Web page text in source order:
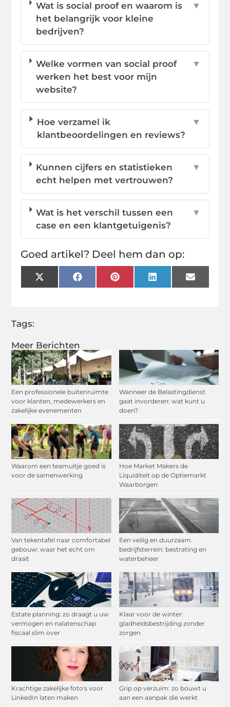
Meer Berichten
Een professionele buitenruimte
voor klanten, medewerkers en
zakelijke evenementen
Wanneer de Belastingdienst
gaat invorderen: wat kunt u
doen?
Waarom een teamuitje goed is
voor de samenwerking
Hoe Market Makers de
Liquiditeit op de Optiemarkt
Waarborgen
Van tekentafel naar comfortabel
gebouw: waar het echt om
draait
Een veilig en duurzaam
bedrijfsterrein: bestrating en
waterbeheer
Estate planning: zo draagt u uw
vermogen en nalatenschap
fiscaal slim over
Klaar voor de winter:
gladheidsbestrijding zonder
zorgen
Krachtige zakelijke foto's voor
LinkedIn laten maken
Grip op verzuim: zo bouwt u
aan een aanpak die werkt
Wat is social proof en waarom is
het belangrijk voor kleine
bedrijven?
▼
Welke vormen van social proof
werken het best voor mijn
website?
▼
Hoe verzamel ik
klantbeoordelingen en reviews?
▼
Kunnen cijfers en statistieken
echt helpen met vertrouwen?
▼
Wat is het verschil tussen een
case en een klantgetuigenis?
▼
Goed artikel? Deel hem dan op:
X
(Twitter)
FacebookPinterestLinkedInEmail
Tags: